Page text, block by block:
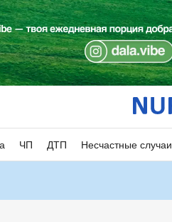
ЧП ДТП Несчастные случаи